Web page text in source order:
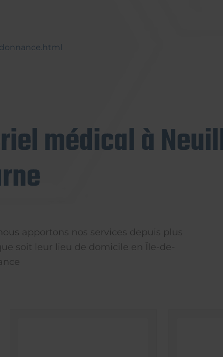
médical à
apportons nos services depuis plus
soit leur lieu de domicile en Île-de-